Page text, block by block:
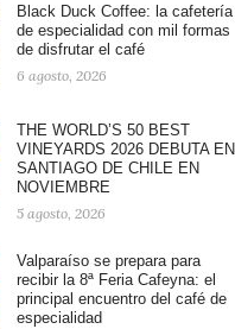
Black Duck Coffee: la cafetería
de especialidad con mil formas
de disfrutar el café
6 agosto, 2026
THE WORLD’S 50 BEST
VINEYARDS 2026 DEBUTA EN
SANTIAGO DE CHILE EN
NOVIEMBRE
5 agosto, 2026
Valparaíso se prepara para
recibir la 8ª Feria Cafeyna: el
principal encuentro del café de
especialidad